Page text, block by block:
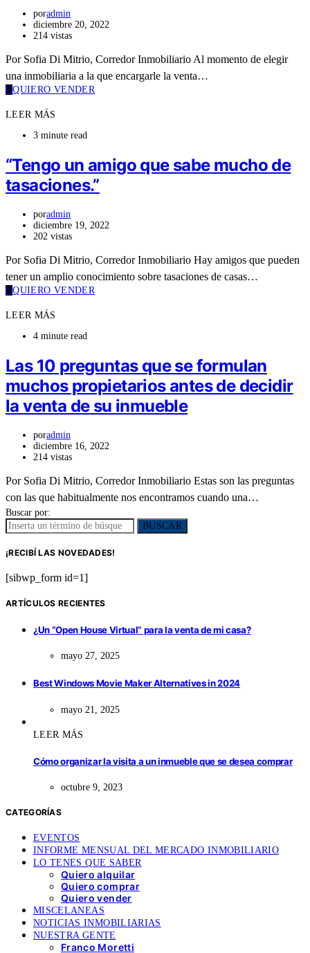
poradmin
diciembre 20, 2022
214 vistas
Por Sofia Di Mitrio, Corredor Inmobiliario Al momento de elegir
una inmobiliaria a la que encargarle la venta…
QQUIERO VENDER
LEER MÁS
3 minute read
“Tengo un amigo que sabe mucho de
tasaciones.”
poradmin
diciembre 19, 2022
202 vistas
Por Sofia Di Mitrio, Corredor Inmobiliario Hay amigos que pueden
tener un amplio conocimiento sobre tasaciones de casas…
QQUIERO VENDER
LEER MÁS
4 minute read
Las 10 preguntas que se formulan
muchos propietarios antes de decidir
la venta de su inmueble
poradmin
diciembre 16, 2022
214 vistas
Por Sofia Di Mitrio, Corredor Inmobiliario Estas son las preguntas
con las que habitualmente nos encontramos cuando una…
Buscar por:
BUSCAR
¡RECIBÍ LAS NOVEDADES!
[sibwp_form id=1]
ARTÍCULOS RECIENTES
¿Un “Open House Virtual” para la venta de mi casa?
mayo 27, 2025
Best Windows Movie Maker Alternatives in 2024
mayo 21, 2025
LEER MÁS
Cómo organizar la visita a un inmueble que se desea comprar
octubre 9, 2023
CATEGORÍAS
EVENTOS
INFORME MENSUAL DEL MERCADO INMOBILIARIO
LO TENES QUE SABER
Quiero alquilar
Quiero comprar
Quiero vender
MISCELANEAS
NOTICIAS INMOBILIARIAS
NUESTRA GENTE
Franco Moretti